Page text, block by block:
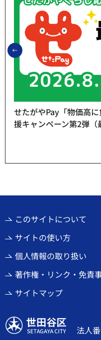
前のスライドを表示
せたがやPay「物価高
援キャンペーン第2弾（
このサイトについて
サイトの使い方
個人情報の取り扱い
著作権・リンク・免責
サイトマップ
世田谷区
法人